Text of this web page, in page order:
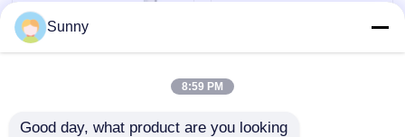
인용 을 요청 하십시오
국경을 넘나드는 공급
Sunny
8:59 PM
Good day, what product are you looking